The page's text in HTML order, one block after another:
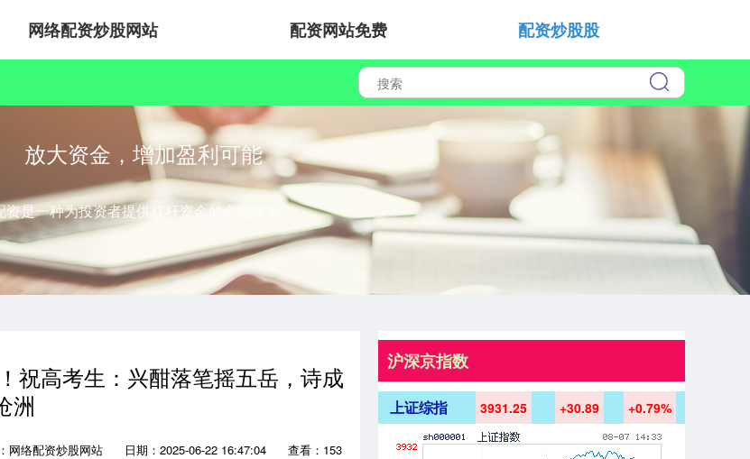
网络配资炒股网站 配资网站免费 配资炒股股
放大资金，增加盈利可能
资是一种为投资者提供杠杆资金的金融服务！
祝高考生：兴酣落笔摇五岳，诗成
洲
网络配资炒股网站 日期：2025-06-22 16:47:04 查看：153
沪深京指数
上证综指 3931.25 +30.89 +0.79%